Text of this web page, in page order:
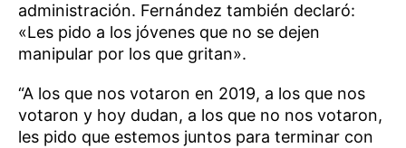
administración. Fernández también declaró:
«Les pido a los jóvenes que no se dejen
manipular por los que gritan».
“A los que nos votaron en 2019, a los que nos
votaron y hoy dudan, a los que no nos votaron,
les pido que estemos juntos para terminar con